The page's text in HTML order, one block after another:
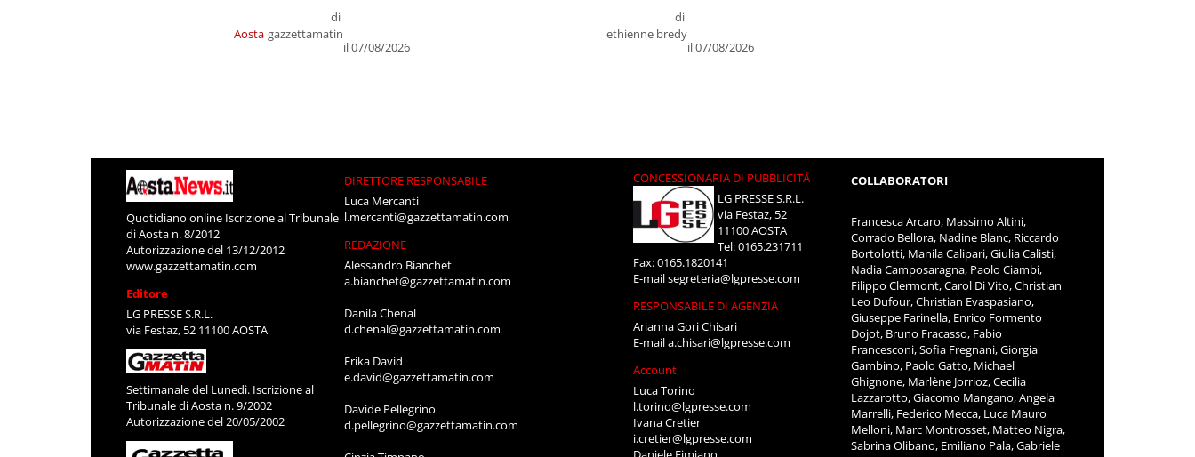
Aosta
di
gazzettamatin
il 07/08/2026
di
ethienne bredy
il 07/08/2026
Quotidiano online Iscrizione al Tribunale
di Aosta n. 8/2012
Autorizzazione del 13/12/2012
www.gazzettamatin.com
Editore
LG PRESSE S.R.L.
via Festaz, 52 11100 AOSTA
Settimanale del Lunedì. Iscrizione al
Tribunale di Aosta n. 9/2002
Autorizzazione del 20/05/2002
DIRETTORE RESPONSABILE
Luca Mercanti
l.mercanti@gazzettamatin.com
REDAZIONE
Alessandro Bianchet
a.bianchet@gazzettamatin.com
Danila Chenal
d.chenal@gazzettamatin.com
Erika David
e.david@gazzettamatin.com
Davide Pellegrino
d.pellegrino@gazzettamatin.com
CONCESSIONARIA DI PUBBLICITÀ
LG PRESSE S.R.L.
via Festaz, 52
11100 AOSTA
Tel: 0165.231711
Fax: 0165.1820141
E-mailsegreteria@lgpresse.com
RESPONSABILE DI AGENZIA
Arianna Gori Chisari
E-maila.chisari@lgpresse.com
Account
Luca Torino
l.torino@lgpresse.com
Ivana Cretier
i.cretier@lgpresse.com
COLLABORATORI
Francesca Arcaro, Massimo Altini,
Corrado Bellora, Nadine Blanc, Riccardo
Bortolotti, Manila Calipari, Giulia Calisti,
Nadia Camposaragna, Paolo Ciambi,
Filippo Clermont, Carol Di Vito, Christian
Leo Dufour, Christian Evaspasiano,
Giuseppe Farinella, Enrico Formento
Dojot, Bruno Fracasso, Fabio
Francesconi, Sofia Fregnani, Giorgia
Gambino, Paolo Gatto, Michael
Ghignone, Marlène Jorrioz, Cecilia
Lazzarotto, Giacomo Mangano, Angela
Marrelli, Federico Mecca, Luca Mauro
Melloni, Marc Montrosset, Matteo Nigra,
Sabrina Olibano, Emiliano Pala, Gabriele